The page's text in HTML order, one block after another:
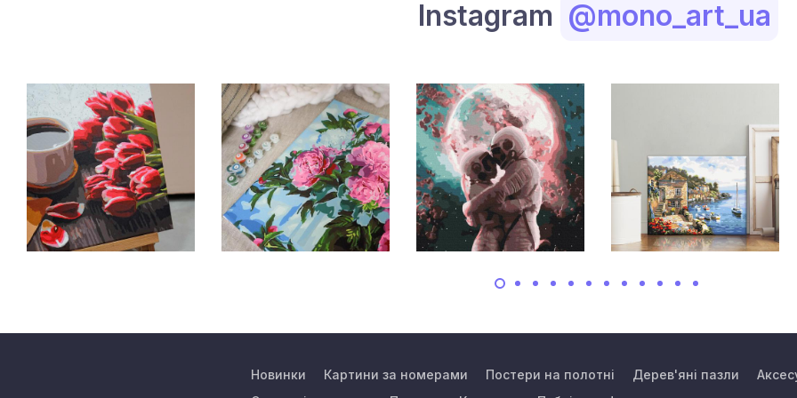
Instagram @mono_art_ua
Новинки Картини за номерами Постери на полотні Дерев'яні пазли